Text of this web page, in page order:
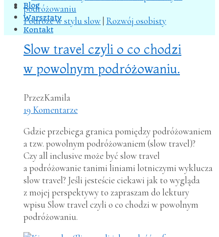
Blog
Warsztaty
Kontakt
Podróże w stylu slow Rozwój osobisty
Slow travel czyli o co chodzi
w powolnym podróżowaniu.
PrzezKamila
19 Komentarze
Gdzie przebiega granica pomiędzy podróżowaniem
a tzw. powolnym podróżowaniem (slow travel)?
Czy all inclusive może być slow travel
a podróżowanie tanimi liniami lotniczymi wyklucza
slow travel? Jeśli jesteście ciekawi jak to wygląda
z mojej perspektywy to zapraszam do lektury
wpisu Slow travel czyli o co chodzi w powolnym
podróżowaniu.